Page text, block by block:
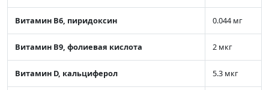
Витамин В6, пиридоксин 0.044 мг
Витамин В9, фолиевая кислота 2 мкг
Витамин D, кальциферол 5.3 мкг